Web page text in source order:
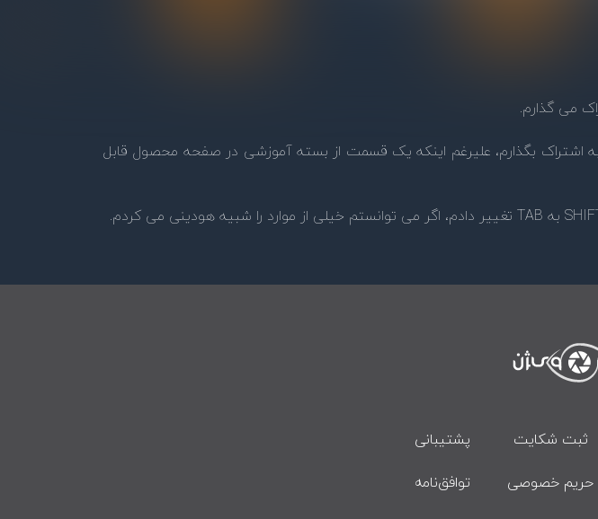
نودز را با شما به اشتراک بگذارم، علیرغم اینکه یک قسمت از بسته آموزشی در صفحه محصول قابل
ثبت شکایت پشتیبانی
حریم خصوصی توافق‌نامه